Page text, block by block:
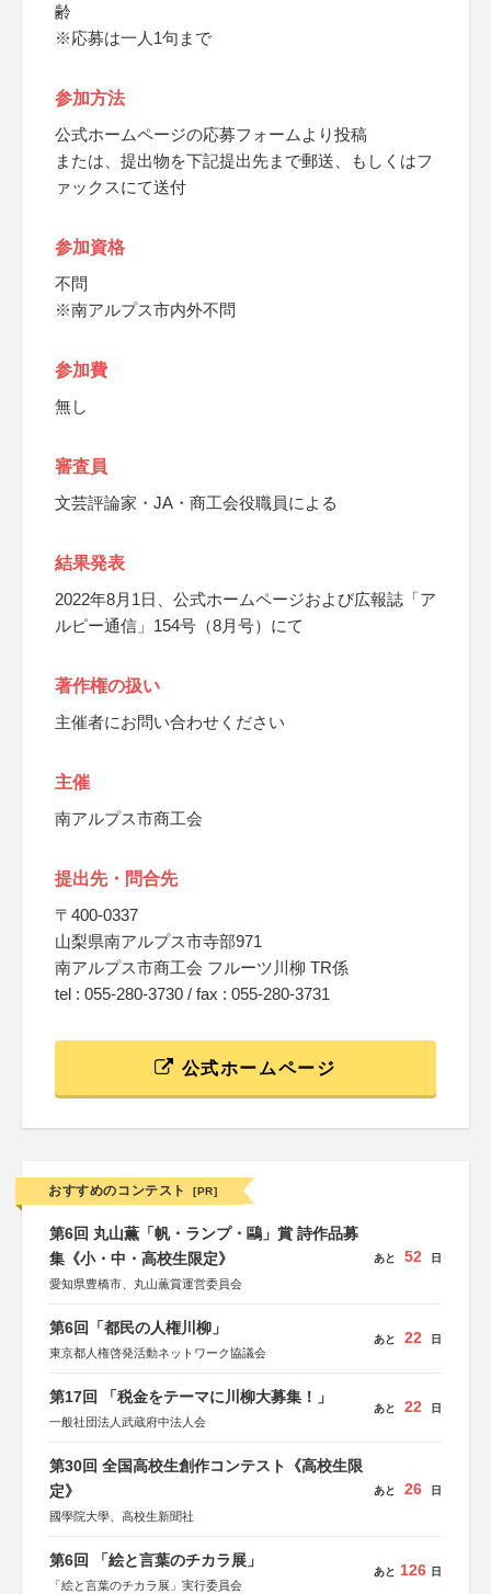
齢
※応募は一人1句まで
参加方法
公式ホームページの応募フォームより投稿
または、提出物を下記提出先まで郵送、もしくはフ
ァックスにて送付
参加資格
不問
※南アルプス市内外不問
参加費
無し
審査員
文芸評論家・JA・商工会役職員による
結果発表
2022年8月1日、公式ホームページおよび広報誌「ア
ルピー通信」154号（8月号）にて
著作権の扱い
主催者にお問い合わせください
主催
南アルプス市商工会
提出先・問合先
〒400-0337
山梨県南アルプス市寺部971
南アルプス市商工会 フルーツ川柳 TR係
tel : 055-280-3730 / fax : 055-280-3731
公式ホームページ
おすすめのコンテスト [PR]
第6回 丸山薫「帆・ランプ・鷗」賞 詩作品募
集《小・中・高校生限定》
愛知県豊橋市、丸山薫賞運営委員会
あと 52 日
第6回「都民の人権川柳」
東京都人権啓発活動ネットワーク協議会
あと 22 日
第17回 「税金をテーマに川柳大募集！」
一般社団法人武蔵府中法人会
あと 22 日
第30回 全国高校生創作コンテスト《高校生限
定》
國學院大學、高校生新聞社
あと 26 日
第6回 「絵と言葉のチカラ展」
「絵と言葉のチカラ展」実行委員会
あと 126 日